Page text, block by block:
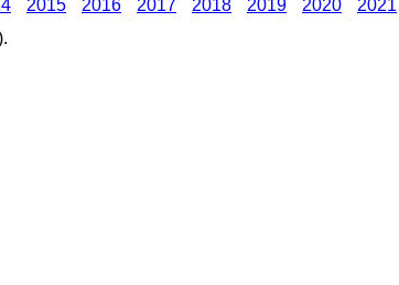
2015 2016 2017 2018 2019 2020 2021